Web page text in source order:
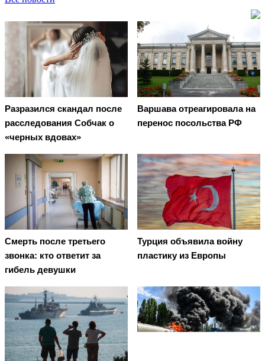
Разразился скандал после
расследования Собчак о
«черных вдовах»
Варшава отреагировала на
перенос посольства РФ
Смерть после третьего
звонка: кто ответит за
гибель девушки
Турция объявила войну
пластику из Европы